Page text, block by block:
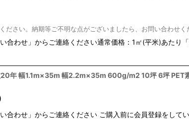
ださい。納期等ご不明な点がございましたら、お問い合わせく
合わせ」からご連絡ください通常価格：1㎡(平米)あた
20年 幅1.1m×35m 幅2.2m×35m 600g/m2 10坪 6坪 PET
合わせ」からご連絡ください ご購入前に会員登録をし